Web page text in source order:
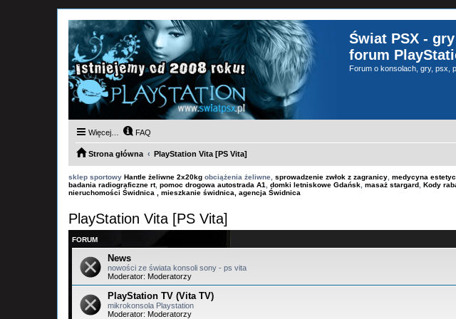
Świat PSX -
forum
Forum o konsolach, gry, psx,
Więcej… FAQ
Strona główna PlayStation Vita [PS Vita]
sklep sportowy Hantle żeliwne 2x20kg obciążenia żeliwne, sprowadzenie zwłok z zagranicy medycyna
badania radiograficzne rt, pomoc drogowa autostrada A1 domki letniskowe Gdańsk masaż stargard Kody
nieruchomości Świdnica , mieszkanie świdnica, agencja Świdnica
PlayStation Vita [PS Vita]
FORUM
News
nowości ze świata konsoli sony - ps vita
Moderator: Moderatorzy
PlayStation TV (Vita TV)
mikrokonsola Playstation
Moderator: Moderatorzy